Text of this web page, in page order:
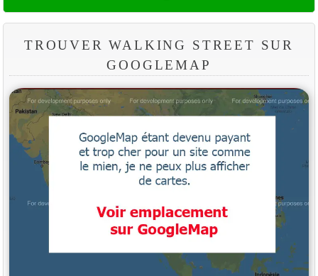
TROUVER WALKING STREET SUR
GOOGLEMAP